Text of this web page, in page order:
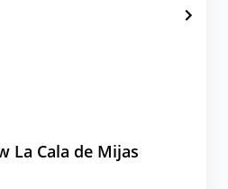
La Cala de Mijas